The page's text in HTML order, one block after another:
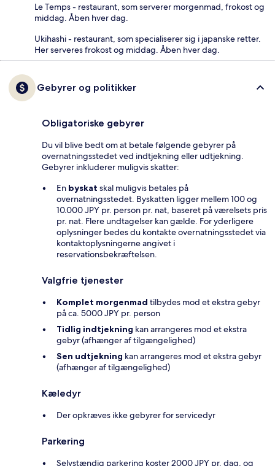
Le Temps - restaurant, som serverer morgenmad, frokost og
middag. Åben hver dag.
Ukihashi - restaurant, som specialiserer sig i japanske retter.
Her serveres frokost og middag. Åben hver dag.
Gebyrer og politikker
Obligatoriske gebyrer
Du vil blive bedt om at betale følgende gebyrer på
overnatningsstedet ved indtjekning eller udtjekning.
Gebyrer inkluderer muligvis skatter:
En byskat skal muligvis betales på
overnatningsstedet. Byskatten ligger mellem 100 og
10.000 JPY pr. person pr. nat, baseret på værelsets pris
pr. nat. Flere undtagelser kan gælde. For yderligere
oplysninger bedes du kontakte overnatningsstedet via
kontaktoplysningerne angivet i
reservationsbekræftelsen.
Valgfrie tjenester
Komplet morgenmad tilbydes mod et ekstra gebyr
på ca. 5000 JPY pr. person
Tidlig indtjekning kan arrangeres mod et ekstra
gebyr (afhænger af tilgængelighed)
Sen udtjekning kan arrangeres mod et ekstra gebyr
(afhænger af tilgængelighed)
Kæledyr
Der opkræves ikke gebyrer for servicedyr
Parkering
Selvstændig parkering koster 2000 JPY pr. dag, og